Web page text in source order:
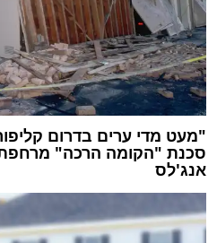
"מעט מדי ערים בדרום
סכנת "הקומה הרכה"
אנג'לס